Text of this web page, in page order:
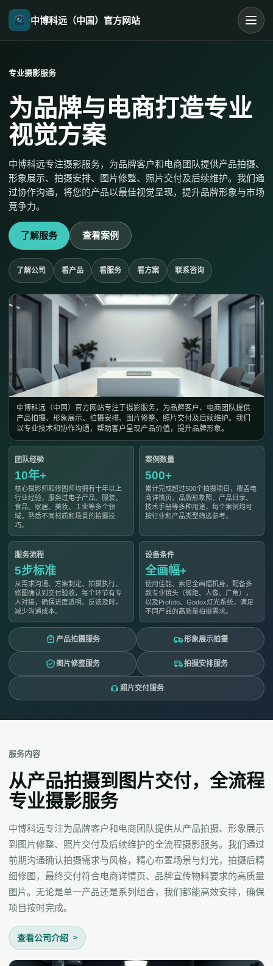
中博科远（中国）官方网站
专业摄影服务
为品牌与电商打造专业
视觉方案
中博科远专注摄影服务，为品牌客户和电商团队提供产品拍摄、
形象展示、拍摄安排、图片修整、照片交付及后续维护。我们通
过协作沟通，将您的产品以最佳视觉呈现，提升品牌形象与市场
竞争力。
了解服务 查看案例
了解公司 看产品 看服务 看方案 联系咨询
中博科远（中国）官方网站专注于摄影服务，为品牌客户、电商团队提供
产品拍摄、形象展示、拍摄安排、图片修整、照片交付及后续维护。我们
以专业技术和协作沟通，帮助客户呈现产品价值，提升品牌形象。
团队经验
10年+
核心摄影师和修图师均拥有十年以上
行业经验，服务过电子产品、服装、
食品、家居、美妆、工业等多个领
域，熟悉不同材质和场景的拍摄技
巧。
案例数量
500+
累计完成超过500个拍摄项目，覆盖电
商详情页、品牌形象照、产品目录、
技术手册等多种用途，每个案例均可
按行业和产品类型筛选参考。
服务流程
5步标准
从需求沟通、方案制定、拍摄执行、
修图确认到交付验收，每个环节有专
人对接，确保进度透明、反馈及时，
减少沟通成本。
设备条件
全画幅+
使用佳能、索尼全画幅机身，配备多
款专业镜头（微距、人像、广角），
以及Profoto、Godox灯光系统，满足
不同产品的高质量拍摄需求。
产品拍摄服务 形象展示拍摄
图片修整服务 拍摄安排服务
照片交付服务
服务内容
从产品拍摄到图片交付，全流程
专业摄影服务
中博科远专注为品牌客户和电商团队提供从产品拍摄、形象展示
到图片修整、照片交付及后续维护的全流程摄影服务。我们通过
前期沟通确认拍摄需求与风格，精心布置场景与灯光，拍摄后精
细修图，最终交付符合电商详情页、品牌宣传物料要求的高质量
图片。无论是单一产品还是系列组合，我们都能高效安排，确保
项目按时完成。
查看公司介绍